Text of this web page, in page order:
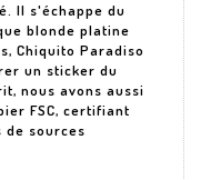
Il s'échappe du
blonde platine
Chiquito Paradiso
un sticker du
nous avons aussi
FSC, certifiant
de sources